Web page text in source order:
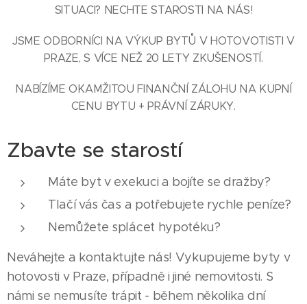
SITUACI? NECHTE STAROSTI NA NÁS!
JSME ODBORNÍCI NA VÝKUP BYTŮ V HOTOVOTISTI V
PRAZE, S VÍCE NEŽ 20 LETY ZKUŠENOSTÍ.
NABÍZÍME OKAMŽITOU FINANČNÍ ZÁLOHU NA KUPNÍ
CENU BYTU + PRÁVNÍ ZÁRUKY.
Zbavte se starostí
Máte byt v exekuci a bojíte se dražby?
Tlačí vás čas a potřebujete rychle peníze?
Nemůžete splácet hypotéku?
Neváhejte a kontaktujte nás! Vykupujeme byty v
hotovosti v Praze, případně i jiné nemovitosti. S
námi se nemusíte trápit - během několika dní